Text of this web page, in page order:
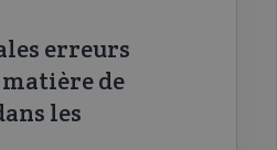
erreurs
de
les